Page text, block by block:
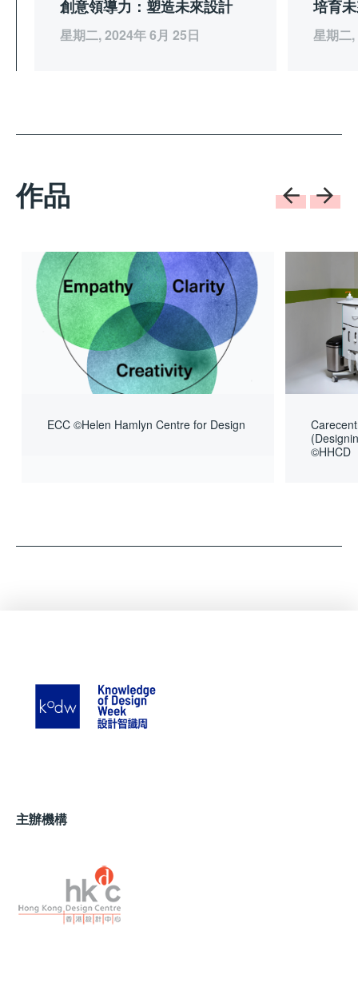
創意領導力：塑造未來設計
星期二, 2024年 6月 25日
培育
星期二
作品
ECC ©Helen Hamlyn Centre for Design
©HHCD
主辦機構